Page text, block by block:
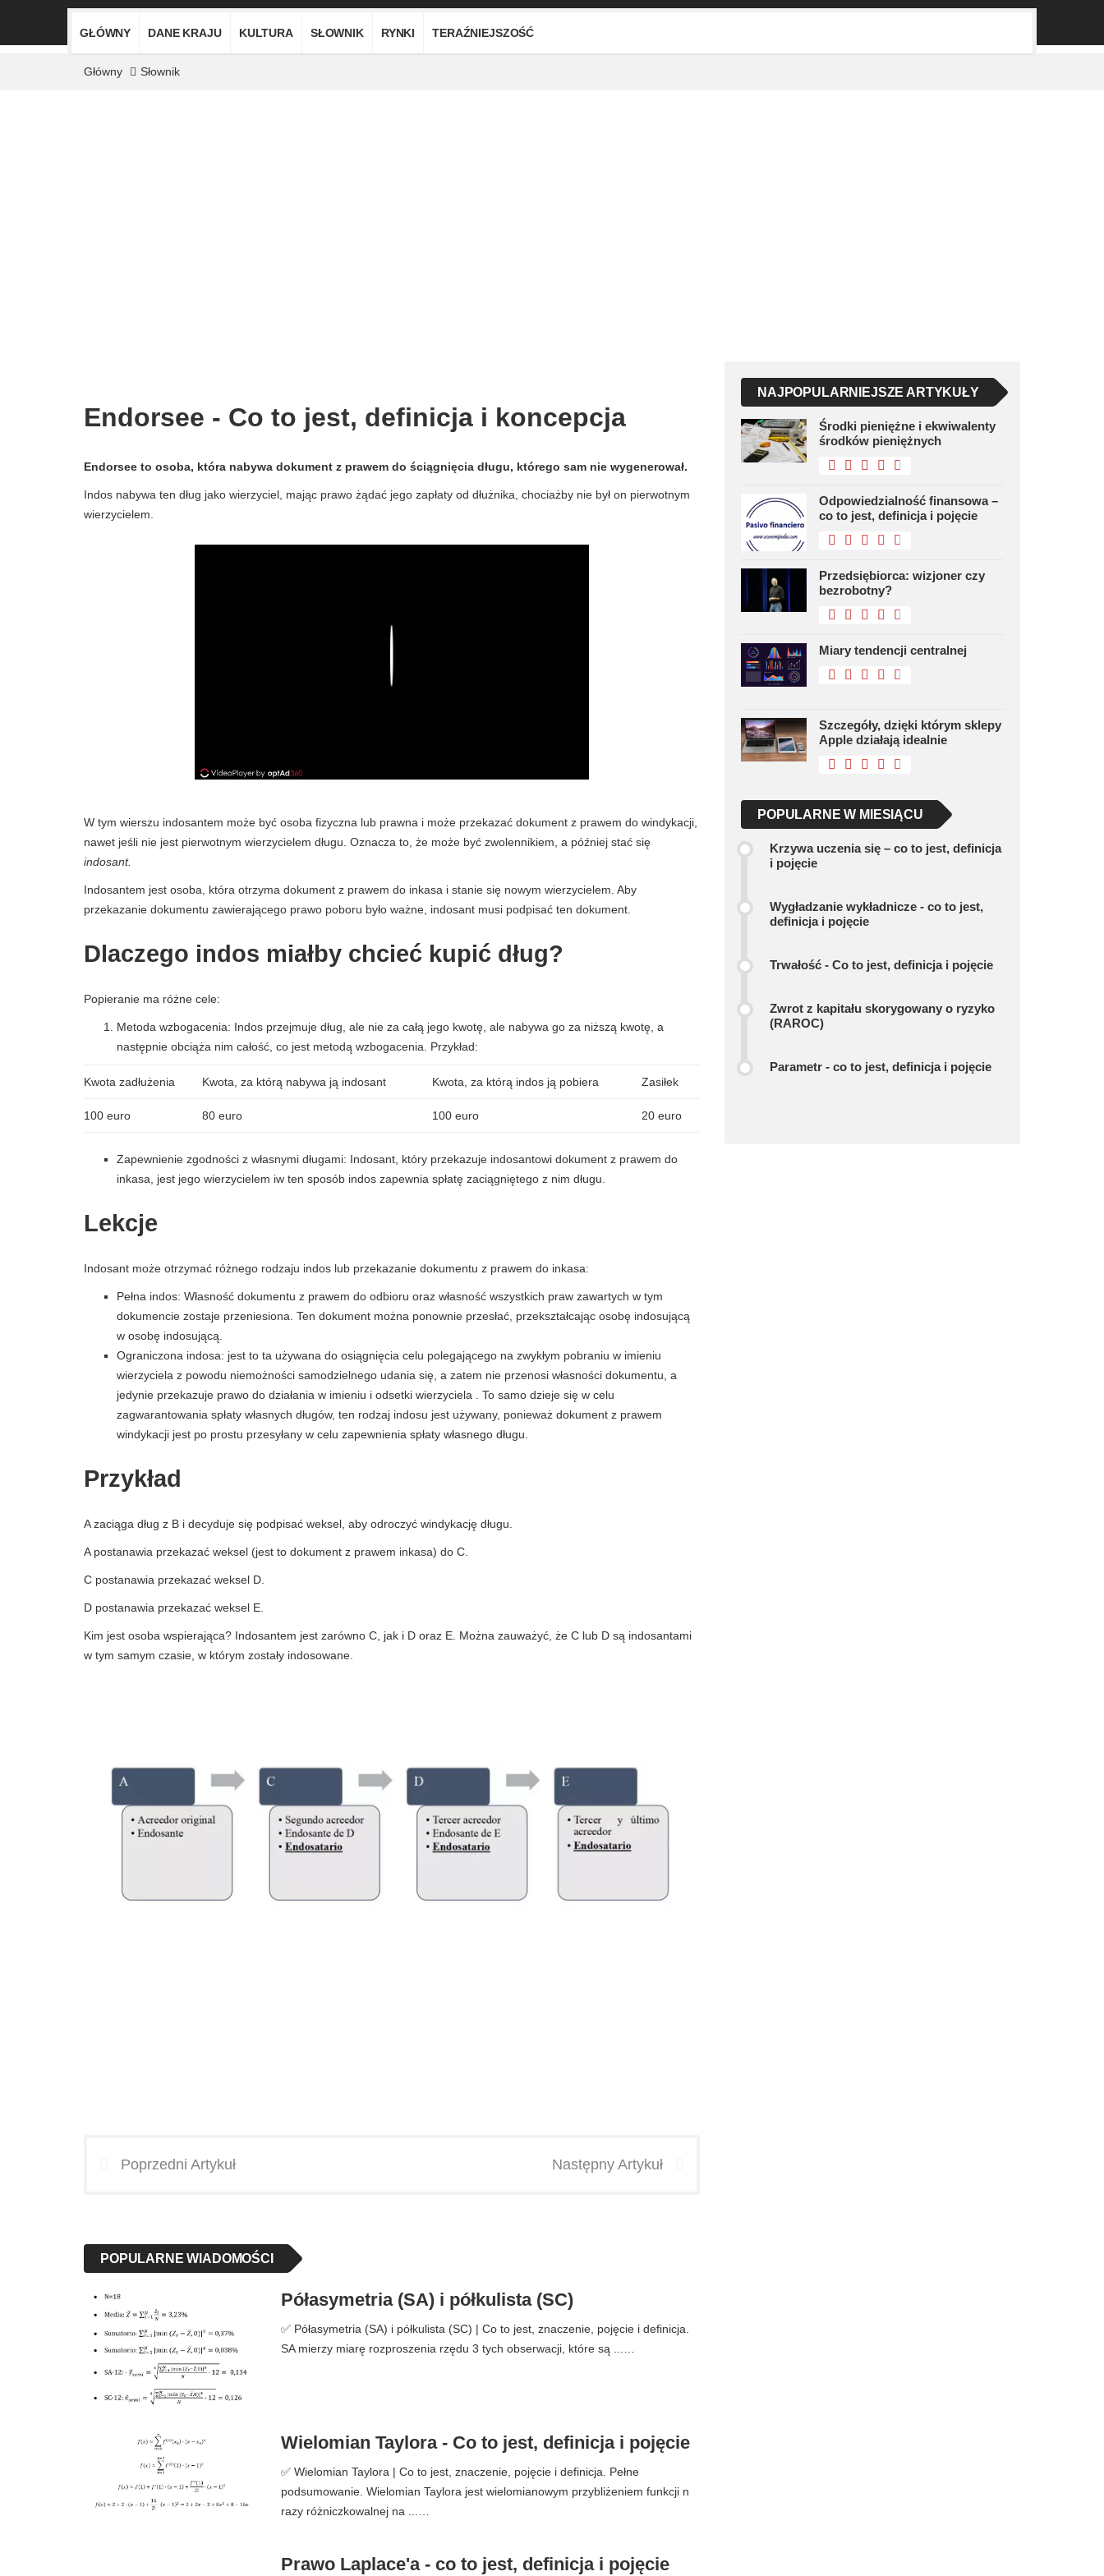
GŁÓWNY DANE KRAJU KULTURA SŁOWNIK RYNKI TERAŹNIEJSZOŚĆ
Główny Słownik
Endorsee - Co to jest, definicja i koncepcja
Endorsee to osoba, która nabywa dokument z prawem do ściągnięcia długu, którego sam nie wygenerował.
Indos nabywa ten dług jako wierzyciel, mając prawo żądać jego zapłaty od dłużnika, chociażby nie był on pierwotnym
wierzycielem.
W tym wierszu indosantem może być osoba fizyczna lub prawna i może przekazać dokument z prawem do windykacji,
nawet jeśli nie jest pierwotnym wierzycielem długu. Oznacza to, że może być zwolennikiem, a później stać się
indosant.
Indosantem jest osoba, która otrzyma dokument z prawem do inkasa i stanie się nowym wierzycielem. Aby
przekazanie dokumentu zawierającego prawo poboru było ważne, indosant musi podpisać ten dokument.
Dlaczego indos miałby chcieć kupić dług?
Popieranie ma różne cele:
Metoda wzbogacenia: Indos przejmuje dług, ale nie za całą jego kwotę, ale nabywa go za niższą kwotę, a
następnie obciąża nim całość, co jest metodą wzbogacenia. Przykład:
Kwota zadłużenia Kwota, za którą nabywa ją indosant Kwota, za którą indos ją pobiera Zasiłek
100 euro 80 euro 100 euro 20 euro
Zapewnienie zgodności z własnymi długami: Indosant, który przekazuje indosantowi dokument z prawem do
inkasa, jest jego wierzycielem iw ten sposób indos zapewnia spłatę zaciągniętego z nim długu.
Lekcje
Indosant może otrzymać różnego rodzaju indos lub przekazanie dokumentu z prawem do inkasa:
Pełna indos: Własność dokumentu z prawem do odbioru oraz własność wszystkich praw zawartych w tym
dokumencie zostaje przeniesiona. Ten dokument można ponownie przesłać, przekształcając osobę indosującą
w osobę indosującą.
Ograniczona indosa: jest to ta używana do osiągnięcia celu polegającego na zwykłym pobraniu w imieniu
wierzyciela z powodu niemożności samodzielnego udania się, a zatem nie przenosi własności dokumentu, a
jedynie przekazuje prawo do działania w imieniu i odsetki wierzyciela . To samo dzieje się w celu
zagwarantowania spłaty własnych długów, ten rodzaj indosu jest używany, ponieważ dokument z prawem
windykacji jest po prostu przesyłany w celu zapewnienia spłaty własnego długu.
Przykład
A zaciąga dług z B i decyduje się podpisać weksel, aby odroczyć windykację długu.
A postanawia przekazać weksel (jest to dokument z prawem inkasa) do C.
C postanawia przekazać weksel D.
D postanawia przekazać weksel E.
Kim jest osoba wspierająca? Indosantem jest zarówno C, jak i D oraz E. Można zauważyć, że C lub D są indosantami
w tym samym czasie, w którym zostały indosowane.
Poprzedni Artykuł Następny Artykuł
POPULARNE WIADOMOŚCI
Półasymetria (SA) i półkulista (SC)
✅ Półasymetria (SA) i półkulista (SC) | Co to jest, znaczenie, pojęcie i definicja.
SA mierzy miarę rozproszenia rzędu 3 tych obserwacji, które są ...…
Wielomian Taylora - Co to jest, definicja i pojęcie
✅ Wielomian Taylora | Co to jest, znaczenie, pojęcie i definicja. Pełne
podsumowanie. Wielomian Taylora jest wielomianowym przybliżeniem funkcji n
razy różniczkowalnej na ...…
Prawo Laplace'a - co to jest, definicja i pojęcie
NAJPOPULARNIEJSZE ARTYKUŁY
Środki pieniężne i ekwiwalenty
środków pieniężnych
Odpowiedzialność finansowa –
co to jest, definicja i pojęcie
Przedsiębiorca: wizjoner czy
bezrobotny?
Miary tendencji centralnej
Szczegóły, dzięki którym sklepy
Apple działają idealnie
POPULARNE W MIESIĄCU
Krzywa uczenia się – co to jest, definicja
i pojęcie
Wygładzanie wykładnicze - co to jest,
definicja i pojęcie
Trwałość - Co to jest, definicja i pojęcie
Zwrot z kapitału skorygowany o ryzyko
(RAROC)
Parametr - co to jest, definicja i pojęcie